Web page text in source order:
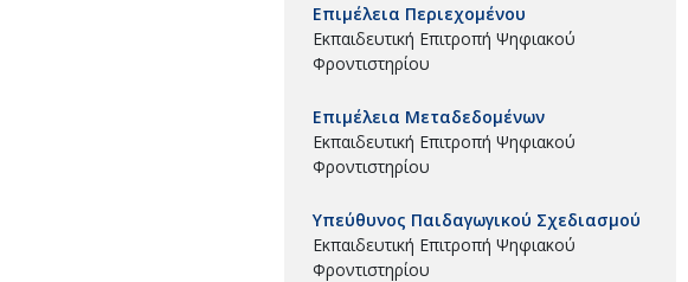
Επιμέλεια Περιεχομένου
Εκπαιδευτική Επιτροπή Ψηφιακού
Φροντιστηρίου
Επιμέλεια Μεταδεδομένων
Εκπαιδευτική Επιτροπή Ψηφιακού
Φροντιστηρίου
Υπεύθυνος Παιδαγωγικού Σχεδιασμού
Εκπαιδευτική Επιτροπή Ψηφιακού
Φροντιστηρίου